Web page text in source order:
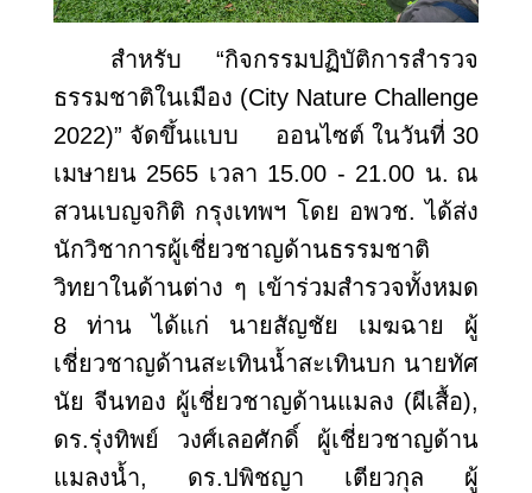
สำหรับ “กิจกรรมปฏิบัติการสำรวจ
ธรรมชาติในเมือง (City Nature Challenge
2022)” จัดขึ้นแบบ ออนไซต์ ในวันที่ 30
เมษายน 2565 เวลา 15.00 - 21.00 น. ณ
สวนเบญจกิติ กรุงเทพฯ โดย อพวช. ได้ส่ง
นักวิชาการผู้เชี่ยวชาญด้านธรรมชาติ
วิทยาในด้านต่าง ๆ เข้าร่วมสำรวจทั้งหมด
8 ท่าน ได้แก่ นายสัญชัย เมฆฉาย ผู้
เชี่ยวชาญด้านสะเทินน้ำสะเทินบก นายทัศ
นัย จีนทอง ผู้เชี่ยวชาญด้านแมลง (ผีเสื้อ),
ดร.รุ่งทิพย์ วงศ์เลอศักดิ์ ผู้เชี่ยวชาญด้าน
แมลงน้ำ, ดร.ปพิชญา เตียวกุล ผู้